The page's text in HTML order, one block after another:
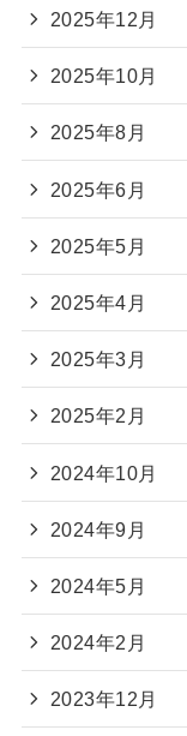
2025年12月
2025年10月
2025年8月
2025年6月
2025年5月
2025年4月
2025年3月
2025年2月
2024年10月
2024年9月
2024年5月
2024年2月
2023年12月